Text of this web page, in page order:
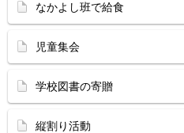
なかよし班で給食
児童集会
学校図書の寄贈
縦割り活動